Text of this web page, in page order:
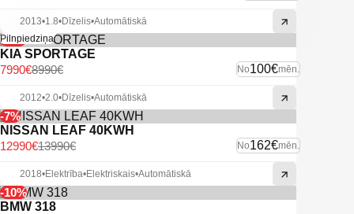
2013•1.8•Dīzelis•Automātiskā
-11%
Pilnpiedziņa
KIA SPORTAGE
No100€mēn.
8990€
7990€
2012•2.0•Dīzelis•Automātiskā
-7%
NISSAN LEAF 40KWH
No162€mēn.
13990€
12990€
2018•Elektrība•Elektriskais•Automātiskā
-10%
BMW 318